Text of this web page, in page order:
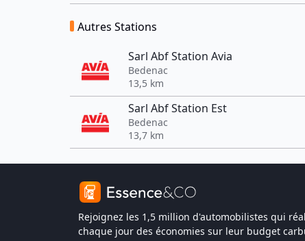
Autres Stations
Sarl Abf Station Avia
Bedenac
13,5 km
Sarl Abf Station Est
Bedenac
13,7 km
Rejoignez les 1,5 million d'automobilistes qui
chaque jour des économies sur leur budget